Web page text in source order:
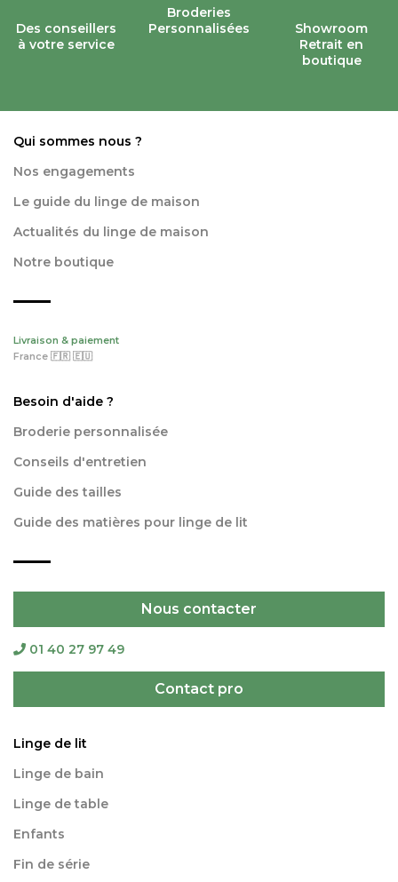
Des conseillers
à votre service
Broderies
Personnalisées
Showroom
Retrait en
boutique
Qui sommes nous ?
Nos engagements
Le guide du linge de maison
Actualités du linge de maison
Notre boutique
Livraison & paiement
France 🇫🇷 🇪🇺
Besoin d'aide ?
Broderie personnalisée
Conseils d'entretien
Guide des tailles
Guide des matières pour linge de lit
Nous contacter
01 40 27 97 49
Contact pro
Linge de lit
Linge de bain
Linge de table
Enfants
Fin de série